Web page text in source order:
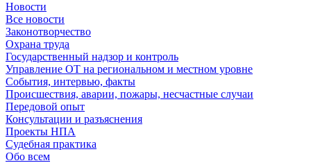
Новости
Все новости
Законотворчество
Охрана труда
Государственный надзор и контроль
Управление ОТ на региональном и местном уровне
События, интервью, факты
Происшествия, аварии, пожары, несчастные случаи
Передовой опыт
Консультации и разъяснения
Проекты НПА
Судебная практика
Обо всем